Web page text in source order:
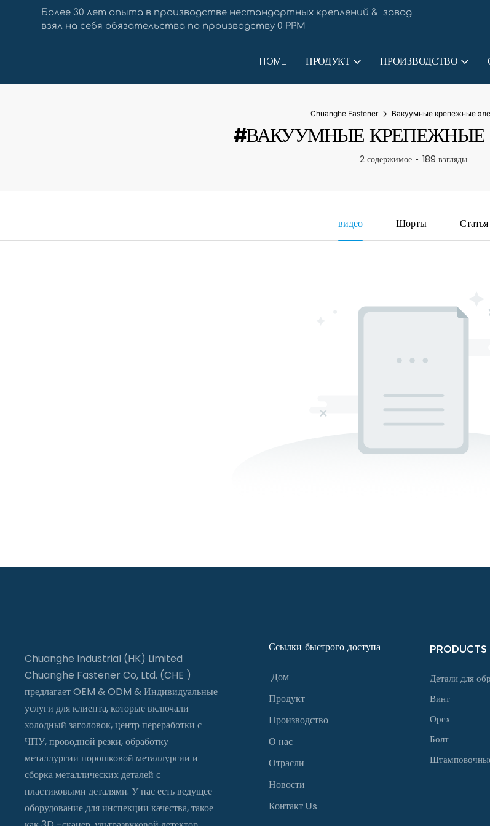
Более 30 лет опыта в производстве нестандартных креплений & завод
взял на себя обязательства по производству 0 PPM
HOME ПРОДУКТ ПРОИЗВОДСТВО
Chuanghe Fastener Вакуумные крепежные
#ВАКУУМНЫЕ КРЕПЕЖНЫЕ
2 содержимое 189 взгляды
видео Шорты Статья
Chuanghe Industrial (HK) Limited
Chuanghe Fastener Co, Ltd. (CHE )
предлагает OEM & ODM & Индивидуальные
услуги для клиента, которые включали
холодный заголовок, центр переработки с
ЧПУ, проводной резки, обработку
металлургии порошковой металлургии и
сборка металлических деталей с
пластиковыми деталями. У нас есть ведущее
оборудование для инспекции качества, такое
Ссылки быстрого доступа
Дом
Продукт
Производство
О нас
Отрасли
Новости
Контакт Us
PRODUCTS
Детали для
Винт
Орех
Болт